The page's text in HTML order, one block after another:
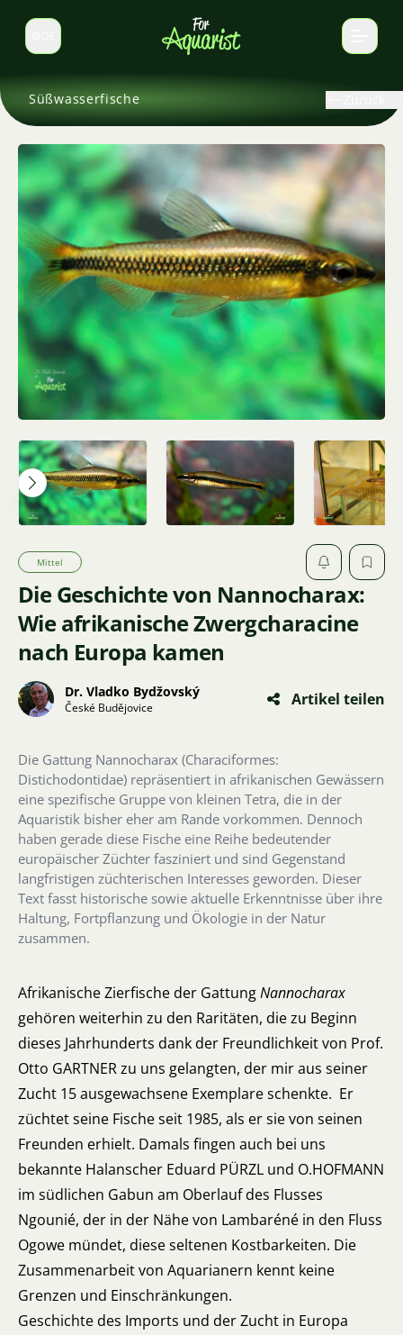
Sprache wechseln
Süßwasserfische
Die Geschichte von Nannocharax:
Wie afrikanische Zwergcharacine
nach Europa kamen
Mittel
Dr. Vladko Bydžovský
České Budějovice Artikel teilen
Die Gattung Nannocharax (Characiformes:
Distichodontidae) repräsentiert in afrikanischen Gewässern
eine spezifische Gruppe von kleinen Tetra, die in der
Aquaristik bisher eher am Rande vorkommen. Dennoch
haben gerade diese Fische eine Reihe bedeutender
europäischer Züchter fasziniert und sind Gegenstand
langfristigen züchterischen Interesses geworden. Dieser
Text fasst historische sowie aktuelle Erkenntnisse über ihre
Haltung, Fortpflanzung und Ökologie in der Natur
zusammen.
Afrikanische Zierfische der GattungNannocharax
gehören weiterhin zu den Raritäten, die zu Beginn
dieses Jahrhunderts dank der Freundlichkeit von Prof.
Otto GARTNER zu uns gelangten, der mir aus seiner
Zucht 15 ausgewachsene Exemplare schenkte. Er
züchtet seine Fische seit 1985, als er sie von seinen
Freunden erhielt. Damals fingen auch bei uns
bekannte Halanscher Eduard PÜRZL und O.HOFMANN
im südlichen Gabun am Oberlauf des Flusses
Ngounié, der in der Nähe von Lambaréné in den Fluss
Ogowe mündet, diese seltenen Kostbarkeiten. Die
Zusammenarbeit von Aquarianern kennt keine
Grenzen und Einschränkungen.
Geschichte des Imports und der Zucht in Europa